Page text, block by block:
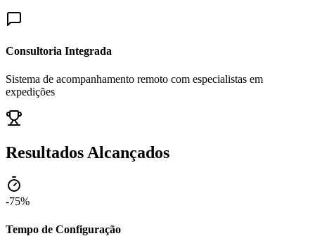
Consultoria Integrada
Sistema de acompanhamento remoto com especialistas em
expedições
Resultados Alcançados
-75%
Tempo de Configuração